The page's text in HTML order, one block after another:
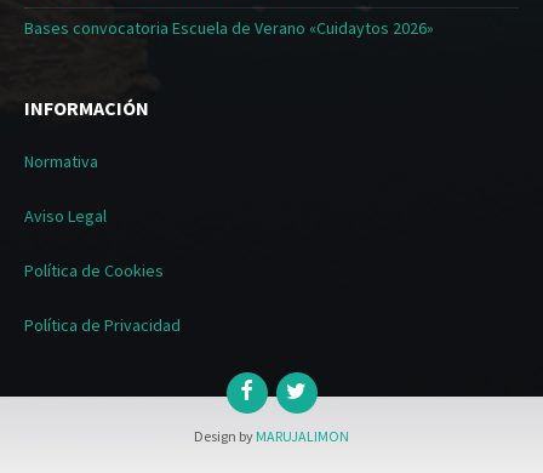
Bases convocatoria Escuela de Verano «Cuidaytos 2026»
INFORMACIÓN
Normativa
Aviso Legal
Política de Cookies
Política de Privacidad
Design by MARUJALIMON